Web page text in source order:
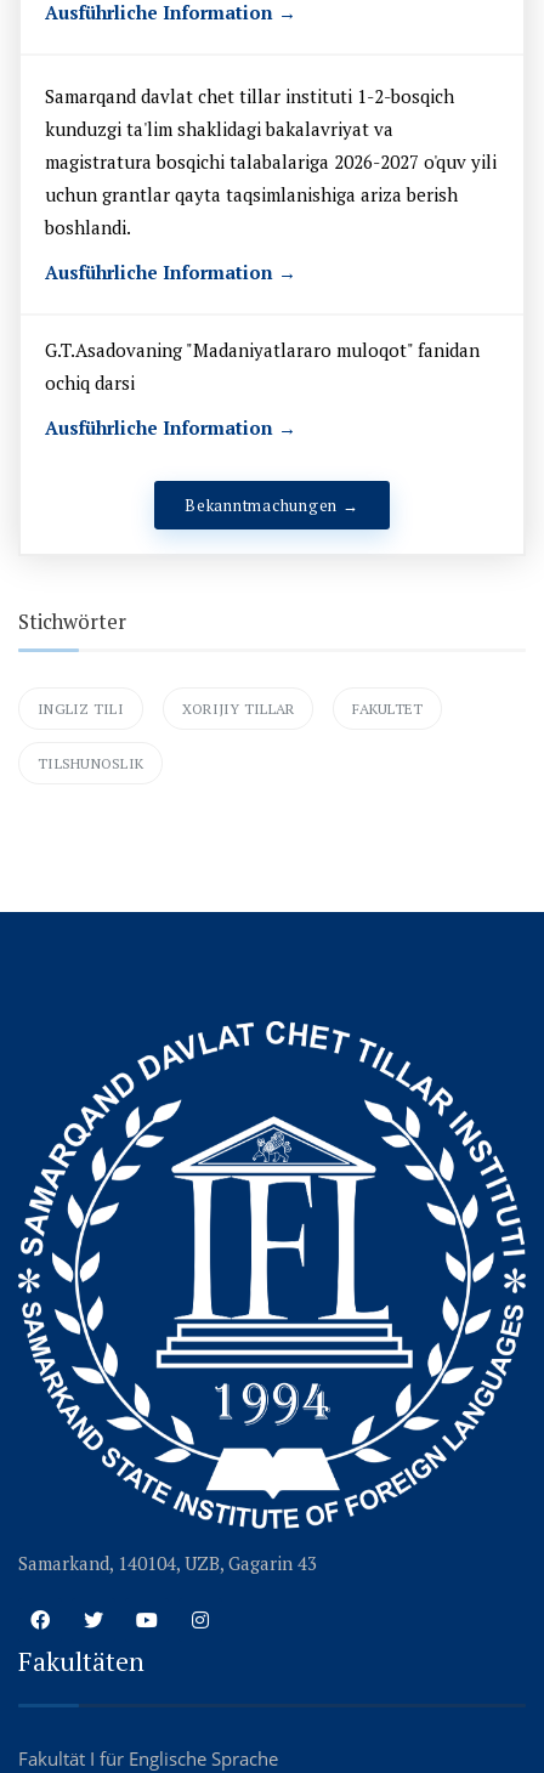
Ausführliche Information →
Samarqand davlat chet tillar instituti 1-2-bosqich
kunduzgi ta'lim shaklidagi bakalavriyat va
magistratura bosqichi talabalariga 2026-2027 o'quv yili
uchun grantlar qayta taqsimlanishiga ariza berish
boshlandi.
Ausführliche Information →
G.T.Asadovaning "Madaniyatlararo muloqot" fanidan
ochiq darsi
Ausführliche Information →
Bekanntmachungen →
Stichwörter
INGLIZ TILI XORIJIY TILLAR FAKULTET
TILSHUNOSLIK
Samarkand, 140104, UZB, Gagarin 43
Fakultäten
Fakultät I für Englische Sprache